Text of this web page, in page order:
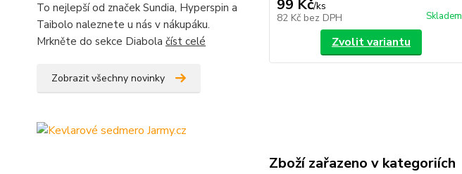
To nejlepší od značek Sundia, Hyperspin a
Taibolo naleznete u nás v nákupáku.
Mrkněte do sekce Diabola číst celé
Zobrazit všechny novinky
99 Kč/ks
82 Kč bez DPH Skladem
Zvolit variantu
Zboží zařazeno v kategoriích